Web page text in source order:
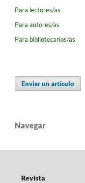
Para lectores/as
Para autores/as
Para bibliotecarios/as
Enviar un artículo
Navegar
Revista